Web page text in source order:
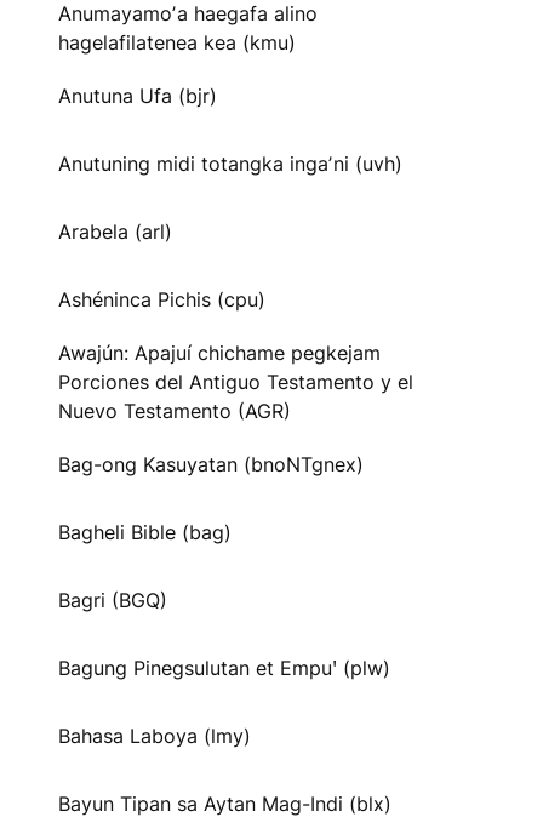
Anumayamoʼa haegafa alino
hagelafilatenea kea (kmu)
Anutuna Ufa (bjr)
Anutuning midi totangka ingaʼni (uvh)
Arabela (arl)
Ashéninca Pichis (cpu)
Awajún: Apajuí chichame pegkejam
Porciones del Antiguo Testamento y el
Nuevo Testamento (AGR)
Bag-ong Kasuyatan (bnoNTgnex)
Bagheli Bible (bag)
Bagri (BGQ)
Bagung Pinegsulutan et Empuꞌ (plw)
Bahasa Laboya (lmy)
Bayun Tipan sa Aytan Mag-Indi (blx)